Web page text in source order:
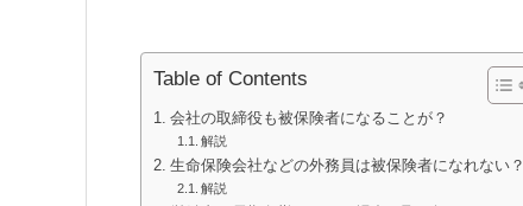
Table of Contents
会社の取締役も被保険者になることが？
解説
生命保険会社などの外務員は被保険者になれない？
解説